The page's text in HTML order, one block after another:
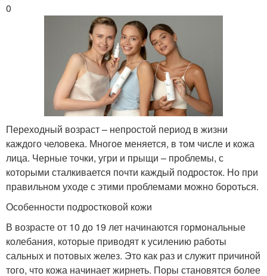
0
Переходный возраст – непростой период в жизни
каждого человека. Многое меняется, в том числе и кожа
лица. Черные точки, угри и прыщи – проблемы, с
которыми сталкивается почти каждый подросток. Но при
правильном уходе с этими проблемами можно бороться.
Особенности подростковой кожи
В возрасте от 10 до 19 лет начинаются гормональные
колебания, которые приводят к усилению работы
сальных и потовых желез. Это как раз и служит причиной
того, что кожа начинает жирнеть. Поры становятся более